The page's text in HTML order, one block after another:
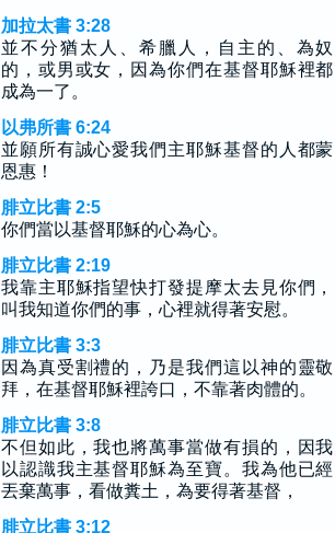
加拉太書 3:28
並不分猶太人、希臘人，自主的、為奴
的，或男或女，因為你們在基督耶穌裡都
成為一了。
以弗所書 6:24
並願所有誠心愛我們主耶穌基督的人都蒙
恩惠！
腓立比書 2:5
你們當以基督耶穌的心為心。
腓立比書 2:19
我靠主耶穌指望快打發提摩太去見你們，
叫我知道你們的事，心裡就得著安慰。
腓立比書 3:3
因為真受割禮的，乃是我們這以神的靈敬
拜，在基督耶穌裡誇口，不靠著肉體的。
腓立比書 3:8
不但如此，我也將萬事當做有損的，因我
以認識我主基督耶穌為至寶。我為他已經
丟棄萬事，看做糞土，為要得著基督，
腓立比書 3:12